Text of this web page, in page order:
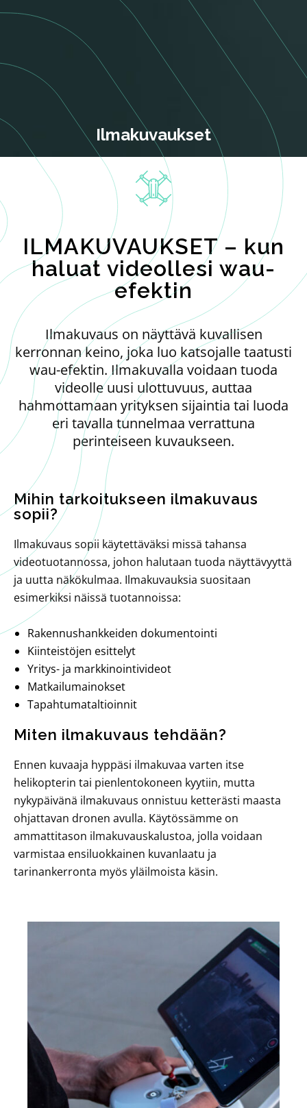
Ilmakuvaukset
ILMAKUVAUKSET – kun
haluat videollesi wau-
efektin
Ilmakuvaus on näyttävä kuvallisen
kerronnan keino, joka luo katsojalle taatusti
wau-efektin. Ilmakuvalla voidaan tuoda
videolle uusi ulottuvuus, auttaa
hahmottamaan yrityksen sijaintia tai luoda
eri tavalla tunnelmaa verrattuna
perinteiseen kuvaukseen.
Mihin tarkoitukseen ilmakuvaus
sopii?
Ilmakuvaus sopii käytettäväksi missä tahansa
videotuotannossa, johon halutaan tuoda näyttävyyttä
ja uutta näkökulmaa. Ilmakuvauksia suositaan
esimerkiksi näissä tuotannoissa:
Rakennushankkeiden dokumentointi
Kiinteistöjen esittelyt
Yritys- ja markkinointivideot
Matkailumainokset
Tapahtumataltioinnit
Miten ilmakuvaus tehdään?
Ennen kuvaaja hyppäsi ilmakuvaa varten itse
helikopterin tai pienlentokoneen kyytiin, mutta
nykypäivänä ilmakuvaus onnistuu ketterästi maasta
ohjattavan dronen avulla. Käytössämme on
ammattitason ilmakuvauskalustoa, jolla voidaan
varmistaa ensiluokkainen kuvanlaatu ja
tarinankerronta myös yläilmoista käsin.